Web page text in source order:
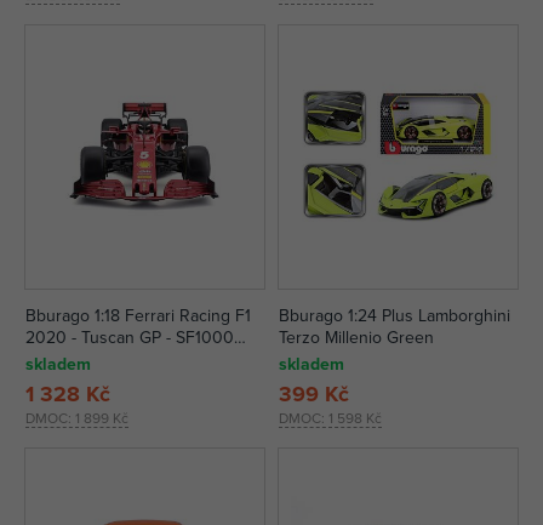
Bburago 1:18 Ferrari Racing F1
2020 - Tuscan GP - SF1000
nr.5 Sebastian Vettel
skladem
DMOC: 1 899 Kč
1 328 Kč
Bburago 1:24 Plus Lamborghini
Terzo Millenio Green
skladem
DMOC: 1 598 Kč
399 Kč